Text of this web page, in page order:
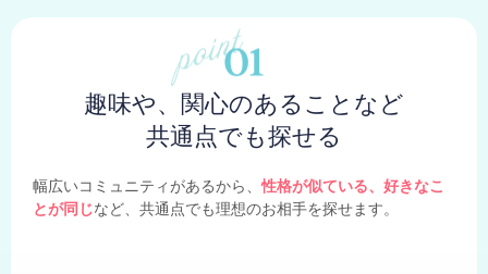
趣味や、関心のあることなど
共通点でも探せる
幅広いコミュニティがあるから、性格が似ている、好きなこ
とが同じなど、共通点でも理想のお相手を探せます。